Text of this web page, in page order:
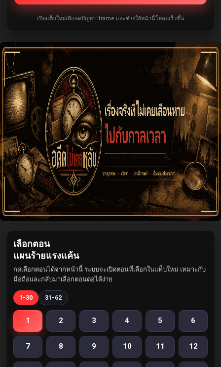
เปิดแท็บใหม่เพื่อลดปัญหา iframe และช่วยให้หน้านี้โหลดเร็วขึ้น
เลือกตอน
แผนร้ายแรงแค้น
กดเลือกตอนได้จากหน้านี้ ระบบจะเปิดตอนที่เลือกในแท็บใหม่ เหมาะกับ
มือถือและกลับมาเลือกตอนต่อได้ง่าย
1-30 31-62
1 2 3 4 5 6
7 8 9 10 11 12